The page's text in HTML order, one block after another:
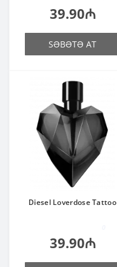
39.90₼
SƏBƏTƏ AT
Diesel Loverdose Tattoo
39.90₼